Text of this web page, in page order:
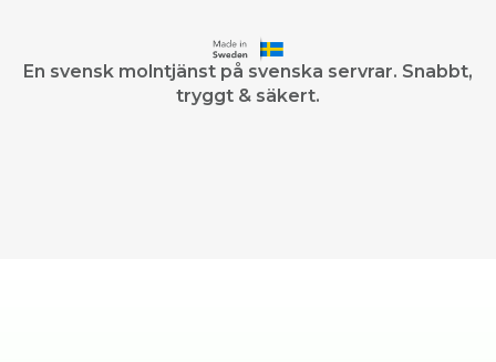
En svensk molntjänst på svenska servrar. Snabbt,
tryggt & säkert.